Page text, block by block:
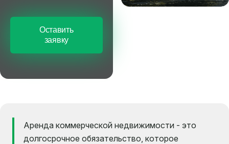
Оставить
заявку
Аренда коммерческой недвижимости - это
долгосрочное обязательство, которое